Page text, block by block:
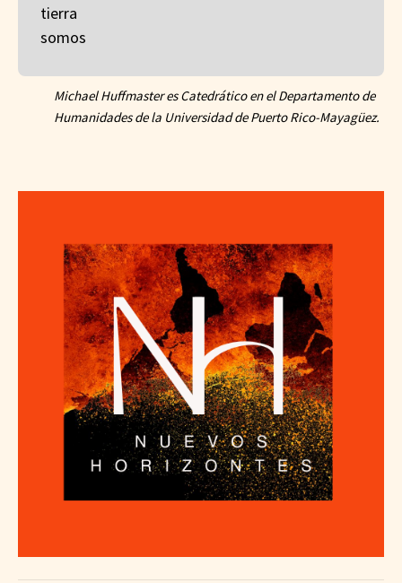
tierra
somos
Michael Huffmaster es Catedrático en el Departamento de
Humanidades de la Universidad de Puerto Rico-Mayagüez.